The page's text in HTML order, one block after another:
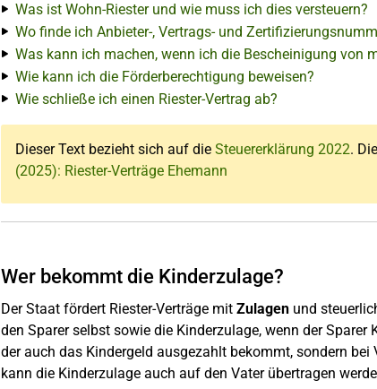
Was ist Wohn-Riester und wie muss ich dies versteuern?
Wo finde ich Anbieter-, Vertrags- und
Was kann ich machen, wenn ich die Bescheinigung von
Wie kann ich die Förderberechtigung beweisen?
Wie schließe ich einen Riester-Vertrag ab?
Dieser Text bezieht sich auf die Steuererklärung 2022.
(2025): Riester-Verträge Ehemann
Wer bekommt die Kinderzulage?
Der Staat fördert Riester-Verträge mit Zulagen und
den Sparer selbst sowie die Kinderzulage, wenn der
der auch das Kindergeld ausgezahlt bekommt, sondern
kann die Kinderzulage auch auf den Vater übertragen